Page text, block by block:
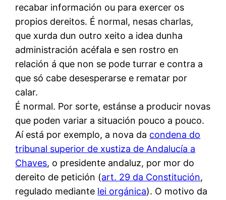
recabar información ou para exercer os
propios dereitos. É normal, nesas charlas,
que xurda dun outro xeito a idea dunha
administración acéfala e sen rostro en
relación á que non se pode turrar e contra a
que só cabe desesperarse e rematar por
calar.
É normal. Por sorte, estánse a producir novas
que poden variar a situación pouco a pouco.
Aí está por exemplo, a nova da condena do
tribunal superior de xustiza de Andalucía a
Chaves, o presidente andaluz, por mor do
dereito de petición (art. 29 da Constitución,
regulado mediante lei orgánica). O motivo da